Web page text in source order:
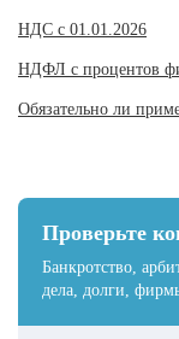
Проверьте
Банкротство,
дела, долги,
НДС с 01.01.2026
НДФЛ с процентов
Обязательно ли